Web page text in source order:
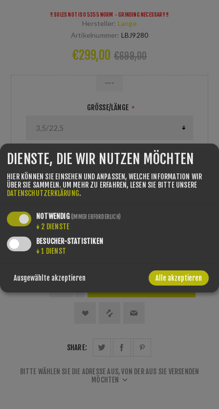
!! SOLES NOT ISO 5355 NORM - GRINDING NECESSARY !!
Hersteller: Lange
Artikelnummer: LBJ9280
€299,00 €699,00
GRÖSSE/LÄNGE *
FARBE *
Race Tuning [+€70,00] 🛈
---
MENGE:
SHARE:
BITTE WÄHLEN SIE DIE ADRESSE AUS, VON DER AUS SIE VERSENDEN
MÖCHTEN
DIENSTE, DIE WIR NUTZEN MÖCHTEN
HIER KÖNNEN SIE EINSEHEN UND ANPASSEN, WELCHE INFORMATION WIR
ÜBER SIE SAMMELN. UM MEHR ZU ERFAHREN, LESEN SIE BITTE UNSERE
DATENSCHUTZERKLÄRUNG.
NOTWENDIG(IMMER ERFORDERLICH)
↓ 2 DIENSTE
BESUCHER-STATISTIKEN
↓ 1 DIENST
Ausgewählte akzeptieren Alle akzeptieren